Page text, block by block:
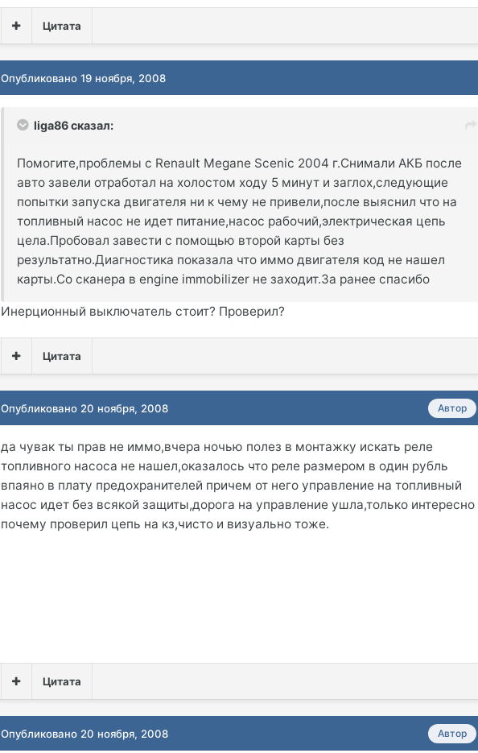
Цитата
Опубликовано19 ноября, 2008
liga86 сказал:
Помогите,проблемы с Renault Megane Scenic 2004 г.Снимали АКБ после
авто завели отработал на холостом ходу 5 минут и заглох,следующие
попытки запуска двигателя ни к чему не привели,после выяснил что на
топливный насос не идет питание,насос рабочий,электрическая цепь
цела.Пробовал завести с помощью второй карты без
результатно.Диагностика показала что иммо двигателя код не нашел
карты.Со сканера в engine immobilizer не заходит.За ранее спасибо
Инерционный выключатель стоит? Проверил?
Цитата
Автор
Опубликовано 20 ноября, 2008
да чувак ты прав не иммо,вчера ночью полез в монтажку искать реле
топливного насоса не нашел,оказалось что реле размером в один рубль
впаяно в плату предохранителей причем от него управление на топливный
насос идет без всякой защиты,дорога на управление ушла,только интересно
почему проверил цепь на кз,чисто и визуально тоже.
Цитата
Автор
Опубликовано 20 ноября, 2008